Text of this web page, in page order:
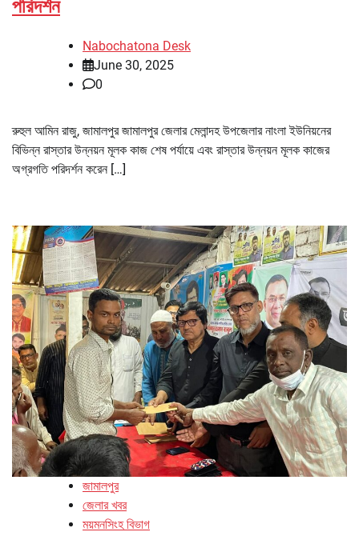
পরিদর্শন
Nabochatona Desk
June 30, 2025
0
রুহুল আমিন রাজু, জামালপুর জামালপুর জেলার মেলান্দহ উপজেলার নাংলা ইউনিয়নের
বিভিন্ন রাস্তার উন্নয়ন মূলক কাজ শেষ পর্যায়ে এবং রাস্তার উন্নয়ন মূলক কাজের
অগ্রগতি পরিদর্শন করেন […]
জামালপুর
জেলার খবর
ময়মনসিংহ বিভাগ